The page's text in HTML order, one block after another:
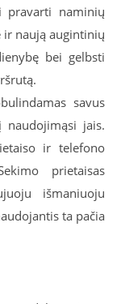
pravarti naminių
ir naują augintinių
bei gelbsti
savus
naudojimąsi jais.
ir telefono
prietaisas
išmaniuoju
ta pačia